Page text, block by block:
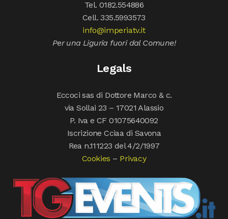
Tel. 0182.554886
Cell. 335.5993573
info@imperiatv.it
Per una Liguria fuori dal Comune!
Legals
Eccoci sas di Dottore Marco & c.
via Sollai 23 – 17021 Alassio
P. Iva e CF 01075640092
Iscrizione Cciaa di Savona
Rea n.111223 del 4/2/1997
Cookies – Privacy